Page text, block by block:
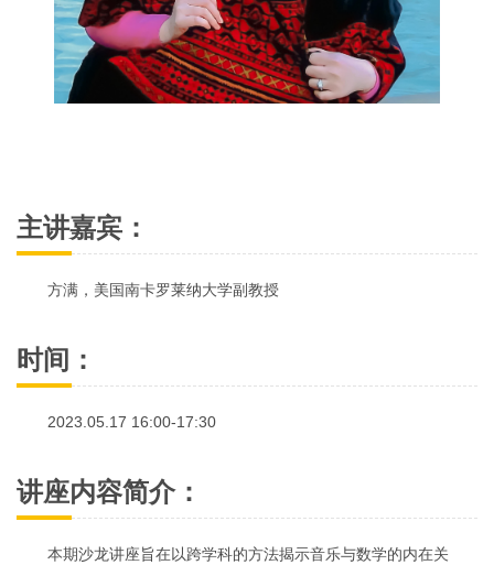
主讲嘉宾：
方满，美国南卡罗莱纳大学副教授
时间：
2023.05.17 16:00-17:30
讲座内容简介：
本期沙龙讲座旨在以跨学科的方法揭示音乐与数学的内在关